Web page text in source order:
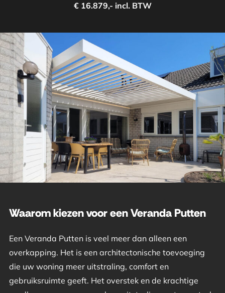
€ 16.879,- incl. BTW
Waarom kiezen voor een Veranda Putten
Een Veranda Putten is veel meer dan alleen een
overkapping. Het is een architectonische toevoeging
die uw woning meer uitstraling, comfort en
gebruiksruimte geeft. Het overstek en de krachtige